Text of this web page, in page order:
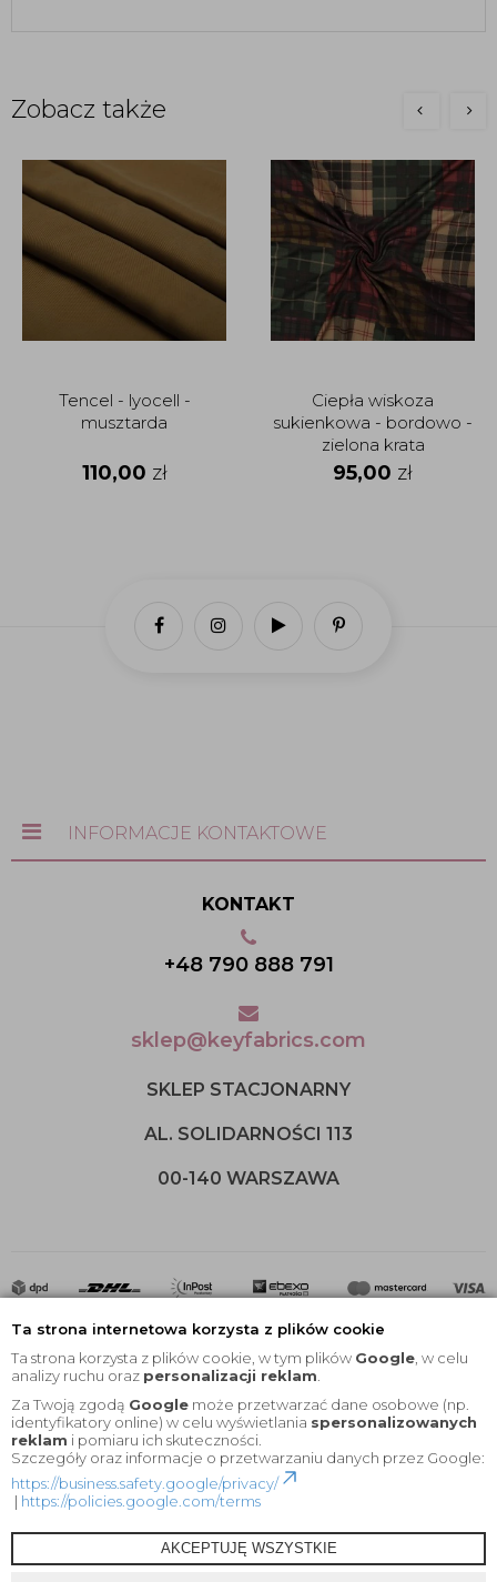
Ta strona internetowa korzysta z plików cookie
Ta strona korzysta z plików cookie, w tym plików Google , w celu
analizy ruchu oraz personalizacji reklam
Za Twoją zgodą Google może przetwarzać dane osobowe (np.
identyfikatory online) w celu wyświetlania spersonalizowanych
reklam i pomiaru ich skuteczności.
Szczegóły oraz informacje o przetwarzaniu danych przez Google:
https://business.safety.google/privacy/
| https://policies.google.com/terms
AKCEPTUJĘ WSZYSTKIE
Zobacz także
Tencel - lyocell -
musztarda
110,00 zł
Ciepła wiskoza
sukienkowa - bordowo -
zielona krata
95,00 zł
INFORMACJE KONTAKTOWE
KONTAKT
+48 790 888 791
sklep@keyfabrics.com
SKLEP STACJONARNY
AL. SOLIDARNOŚCI 113
00-140 WARSZAWA
2020 © Wszelkie Prawa Zastrzeżone |KEYfabrics
Projekt i oprogramowanie sklepu: